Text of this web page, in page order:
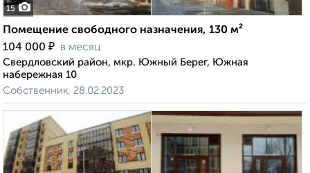
15
Помещение свободного назначения, 130 м²
104 000 ₽ в месяц
Свердловский район, мкр. Южный Берег, Южная
набережная 10
Собственник, 28.02.2023